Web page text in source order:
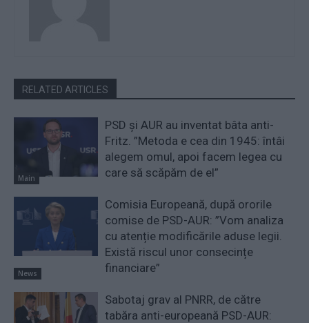
RELATED ARTICLES
Main
PSD și AUR au inventat bâta anti-
Fritz. ”Metoda e cea din 1945: întâi
alegem omul, apoi facem legea cu
care să scăpăm de el”
News
Comisia Europeană, după ororile
comise de PSD-AUR: ”Vom analiza
cu atenție modificările aduse legii.
Există riscul unor consecințe
financiare”
Sabotaj grav al PNRR, de către
tabăra anti-europeană PSD-AUR: